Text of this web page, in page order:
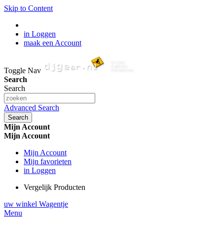
Skip to Content
in Loggen
maak een Account
Toggle Nav
Search
Search
Advanced Search
Search
Mijn Account
Mijn Account
Mijn Account
Mijn favorieten
in Loggen
Vergelijk Producten
uw winkel Wagentje
Menu